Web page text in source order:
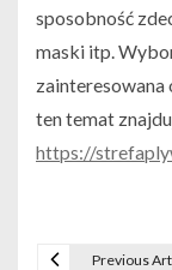
sposobność
maski itp.
ten temat
https://
Previous